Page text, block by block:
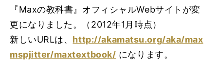
『Maxの教科書』オフィシャルWebサイトが変
更になりました。（2012年1月時点）
新しいURLは、 http://akamatsu.org/aka/max
mspjitter/maxtextbook/ になります。